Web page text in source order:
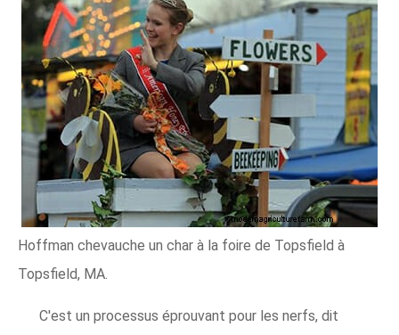
Hoffman chevauche un char à la foire de Topsfield à
Topsfield, MA.
C'est un processus éprouvant pour les nerfs, dit